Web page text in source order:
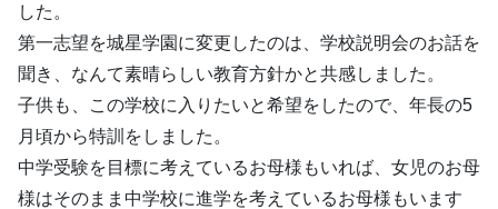
した。
第一志望を城星学園に変更したのは、学校説明会のお話を
聞き、なんて素晴らしい教育方針かと共感しました。
子供も、この学校に入りたいと希望をしたので、年長の5
月頃から特訓をしました。
中学受験を目標に考えているお母様もいれば、女児のお母
様はそのまま中学校に進学を考えているお母様もいます